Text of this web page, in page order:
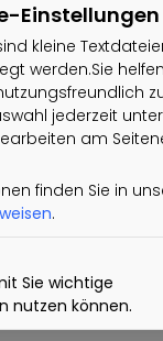
Einstellungen
kleine
werden.Sie
jederzeit
am
finden Sie in
.
Sie wichtige
nutzen können.